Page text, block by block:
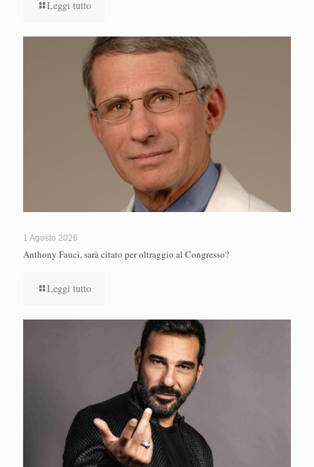
Leggi tutto
1 Agosto 2026
Anthony Fauci, sarà citato per oltraggio al Congresso?
Leggi tutto